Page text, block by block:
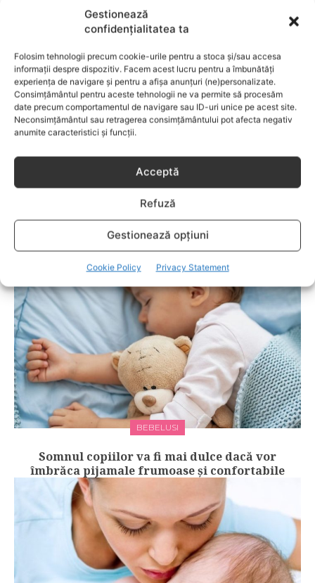
Gestionează
confidențialitatea ta
Folosim tehnologii precum cookie-urile pentru a stoca și/sau accesa
informații despre dispozitiv. Facem acest lucru pentru a îmbunătăți
experiența de navigare și pentru a afișa anunțuri (ne)personalizate.
Consimțământul pentru aceste tehnologii ne va permite să procesăm
date precum comportamentul de navigare sau ID-uri unice pe acest site.
Neconsimțământul sau retragerea consimțământului pot afecta negativ
anumite caracteristici și funcții.
Acceptă
Refuză
Gestionează opțiuni
Cookie Policy Privacy Statement
Ce trebuie schimbat în dormitor atunci când
bebe doarme cu părinţii
BEBELUSI
Somnul copiilor va fi mai dulce dacă vor
îmbrăca pijamale frumoase și confortabile